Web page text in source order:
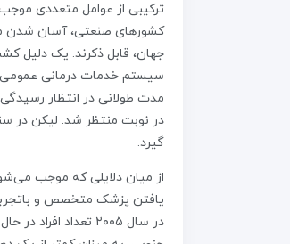
ترکیبی از عوامل متعددی
کشورهای صنعتی، آسان شدن
جهان، قابل ذکرند. یک دلیل
سیستم خدمات درمانی عمومی
مدت طولانی در انتظار
در نوبت منتظر شد. لیکن در
گیرد.
از میان دلایلی که موجب
یافتن پزشک متخصص و